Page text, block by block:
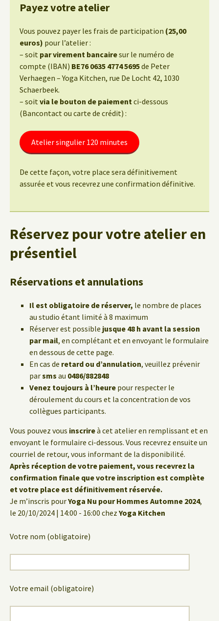
Payez votre atelier
Vous pouvez payer les frais de participation (25,00
euros) pour l’atelier :
– soit par virement bancairesur le numéro de
compte (IBAN) BE76 0635 4774 5695de Peter
Verhaegen – Yoga Kitchen, rue De Locht 42, 1030
Schaerbeek.
– soit via le bouton de paiementci-dessous
(Bancontact ou carte de crédit) :
Atelier singulier 120 minutes
De cette façon, votre place sera définitivement
assurée et vous recevrez une confirmation définitive.
Réservez pour votre atelier en
présentiel
Réservations et annulations
Il est obligatoire de réserver, le nombre de places
au studio étant limité à 8 maximum
Réserver est possible jusque 48 h avant la session
par mail, en complétant et en envoyant le formulaire
en dessous de cette page.
En cas de retard ou d’annulation, veuillez prévenir
parsms au 0486/882848
Venez toujours à l’heure pour respecter le
déroulement du cours et la concentration de vos
collègues participants.
Vous pouvez vous inscrireà cet atelier en remplissant et en
envoyant le formulaire ci-dessous. Vous recevrez ensuite un
courriel de retour, vous informant de la disponibilité.
Après réception de votre paiement, vous recevrez la
confirmation finale que votre inscription est complète
et votre place est définitivement réservée.
Je m’inscris pourYoga Nu pour Hommes Automne 2024,
le 20/10/2024 | 14:00 - 16:00 chez Yoga Kitchen
Votre nom (obligatoire)
Votre email (obligatoire)